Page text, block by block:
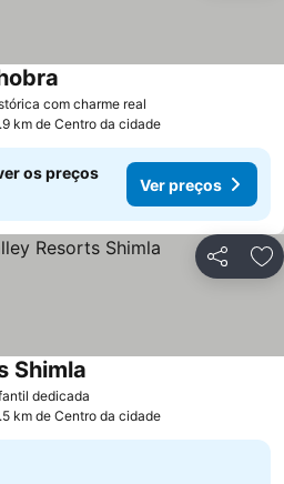
com charme real
km de Centro da cidade
os preços
Ver preços
Partilhar
dedicada
Shimla
km de Centro da cidade